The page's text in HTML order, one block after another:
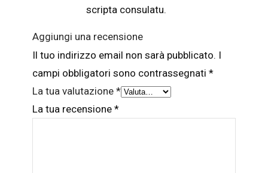
scripta consulatu.
Aggiungi una recensione
Il tuo indirizzo email non sarà pubblicato. I
campi obbligatori sono contrassegnati *
La tua valutazione *
La tua recensione *